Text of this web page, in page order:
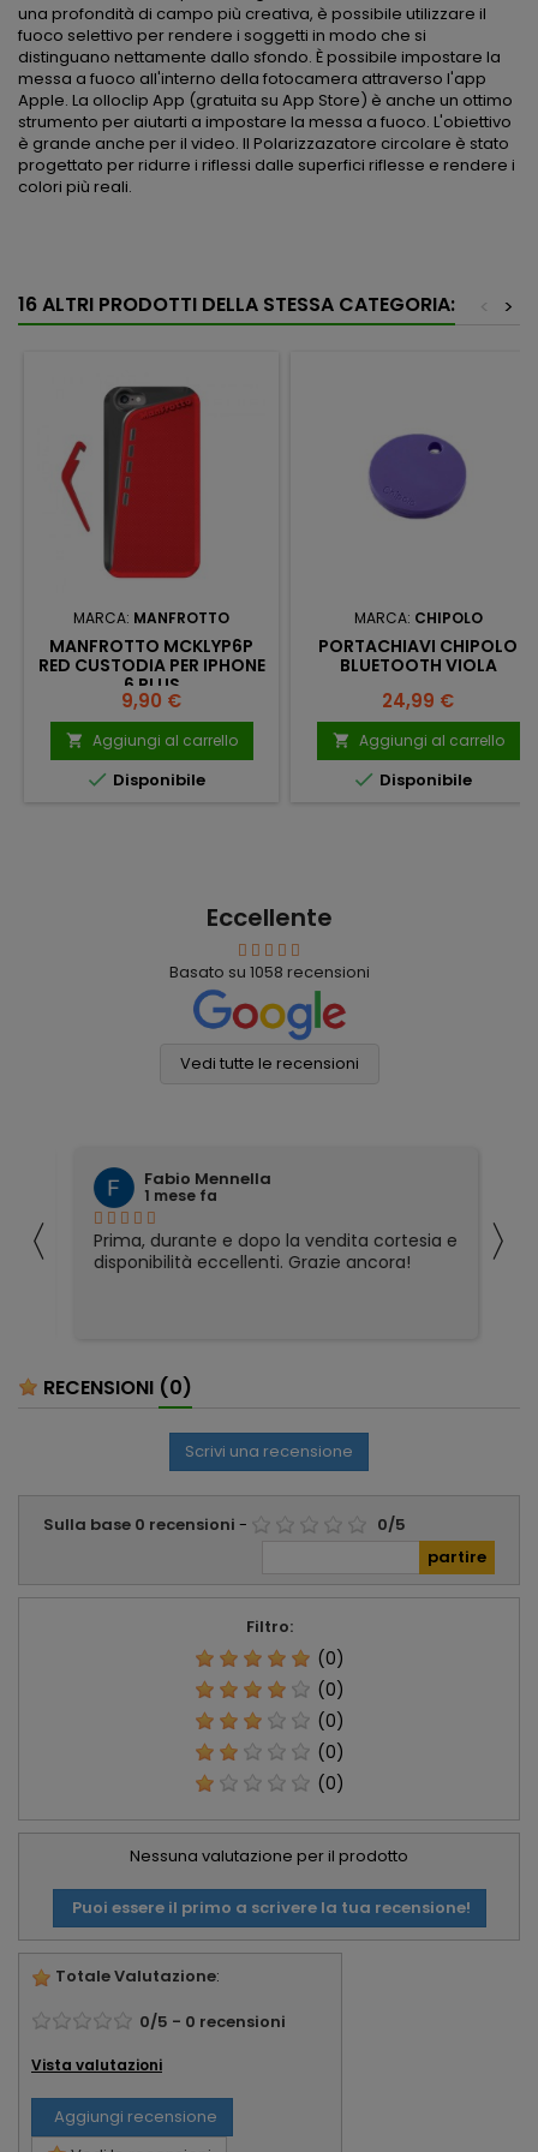
una profondità di campo più creativa, è possibile utilizzare il
fuoco selettivo per rendere i soggetti in modo che si
distinguano nettamente dallo sfondo. È possibile impostare la
messa a fuoco all'interno della fotocamera attraverso l'app
Apple. La olloclip App (gratuita su App Store) è anche un ottimo
strumento per aiutarti a impostare la messa a fuoco. L'obiettivo
è grande anche per il video. Il Polarizzazatore circolare è stato
progettato per ridurre i riflessi dalle superfici riflesse e rendere i
colori più reali.
16 ALTRI PRODOTTI DELLA STESSA CATEGORIA: >
<
MARCA: MANFROTTO
MANFROTTO MCKLYP6P
RED CUSTODIA PER IPHONE
6 PLUS
Prezzo
9,90 €
 Aggiungi al carrello
 Disponibile
MARCA: CHIPOLO
PORTACHIAVI CHIPOLO
BLUETOOTH VIOLA
Prezzo
24,99 €
 Aggiungi al carrello
 Disponibile
Eccellente
Basato su 1058 recensioni
Vedi tutte le recensioni
〈
Fabio Mennella
1 mese fa
Prima, durante e dopo la vendita cortesia e
disponibilità eccellenti. Grazie ancora!
〉
RECENSIONI (0)
Scrivi una recensione
Sulla base 0 recensioni - 0/5
Filtro:
(0)
(0)
(0)
(0)
(0)
Nessuna valutazione per il prodotto
Puoi essere il primo a scrivere la tua recensione!
Totale Valutazione:
0/5 - 0 recensioni
Vista valutazioni
Aggiungi recensione